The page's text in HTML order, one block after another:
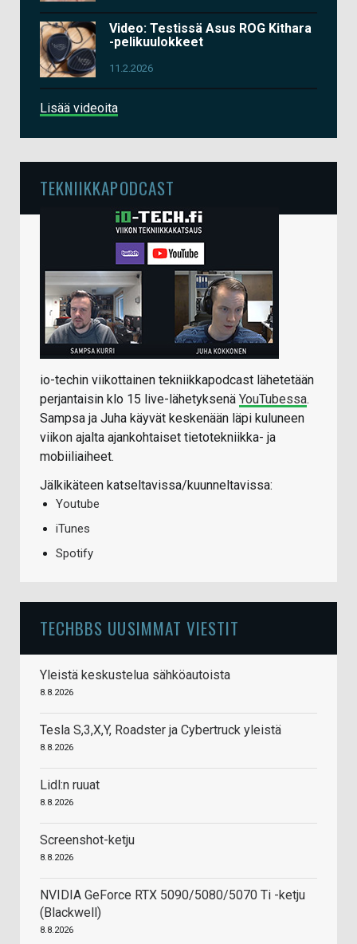
Video: Testissä Asus ROG Kithara
-pelikuulokkeet
11.2.2026
Lisää videoita
TEKNIIKKAPODCAST
io-techin viikottainen tekniikkapodcast lähetetään
perjantaisin klo 15 live-lähetyksenä YouTubessa.
Sampsa ja Juha käyvät keskenään läpi kuluneen
viikon ajalta ajankohtaiset tietotekniikka- ja
mobiiliaiheet.
Jälkikäteen katseltavissa/kuunneltavissa:
Youtube
iTunes
Spotify
TECHBBS UUSIMMAT VIESTIT
Yleistä keskustelua sähköautoista
8.8.2026
Tesla S,3,X,Y, Roadster ja Cybertruck yleistä
8.8.2026
Lidl:n ruuat
8.8.2026
Screenshot-ketju
8.8.2026
NVIDIA GeForce RTX 5090/5080/5070 Ti -ketju
(Blackwell)
8.8.2026